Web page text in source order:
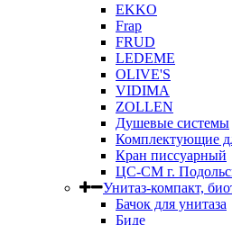
EKKO
Frap
FRUD
LEDEME
OLIVE'S
VIDIMA
ZOLLEN
Душевые системы
Комплектующие
Кран писсуарный
ЦС-СМ г.
Унитаз-компакт,
Бачок для унитаза
Биде